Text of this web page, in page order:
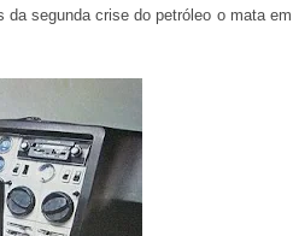
da segunda crise do petróleo o mata em